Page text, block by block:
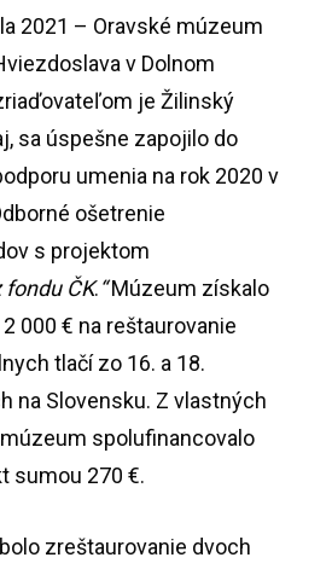
2021 – Oravské múzeum
v Dolnom
je Žilinský
sa úspešne zapojilo do
umenia na rok 2020 v
ošetrenie
s projektom
fondu ČK.“Múzeum získalo
000 € na reštaurovanie
tlačí zo 16. a 18.
na Slovensku. Z vlastných
spolufinancovalo
sumou 270 €.
zreštaurovanie dvoch